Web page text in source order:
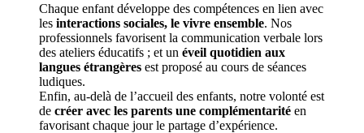
Chaque enfant développe des compétences en lien avec
les interactions sociales, le vivre ensemble. Nos
professionnels favorisent la communication verbale lors
des ateliers éducatifs ; et un éveil quotidien aux
langues étrangères est proposé au cours de séances
ludiques.
Enfin, au-delà de l’accueil des enfants, notre volonté est
de créer avec les parents une complémentarité en
favorisant chaque jour le partage d’expérience.